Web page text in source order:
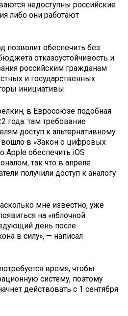
недоступны российские
либо они работают
позволит обеспечить без
отказоустойчивость и
российским гражданам
и государственных
инициативы.
в Евросоюзе подобная
года: там требование
доступ к альтернативному
в «Закон о цифровых
Apple обеспечить iOS
так что в апреле
получили доступ к аналогу
мне известно, уже
на «яблочной
день после
в силу», — написал
время, чтобы
систему, поэтому
действовать с 1 сентября